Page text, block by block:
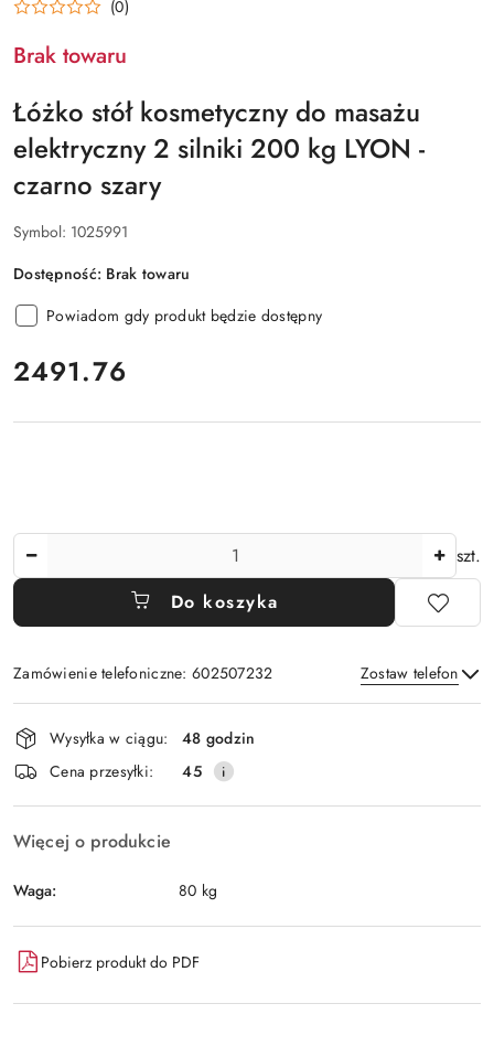
(0)
Brak towaru
Łóżko stół kosmetyczny do masażu
elektryczny 2 silniki 200 kg LYON -
czarno szary
Symbol: 1025991
Dostępność: Brak towaru
Powiadom gdy produkt będzie dostępny
cena:
2491.76
szt.
Do koszyka
Zamówienie telefoniczne: 602507232 Zostaw telefon
Wyślij
Dostępność
i
dostawa
Wysyłka w ciągu:
48 godzin
Cena przesyłki:
45
Więcej o produkcie
Waga: 80 kg
Pobierz produkt do PDF